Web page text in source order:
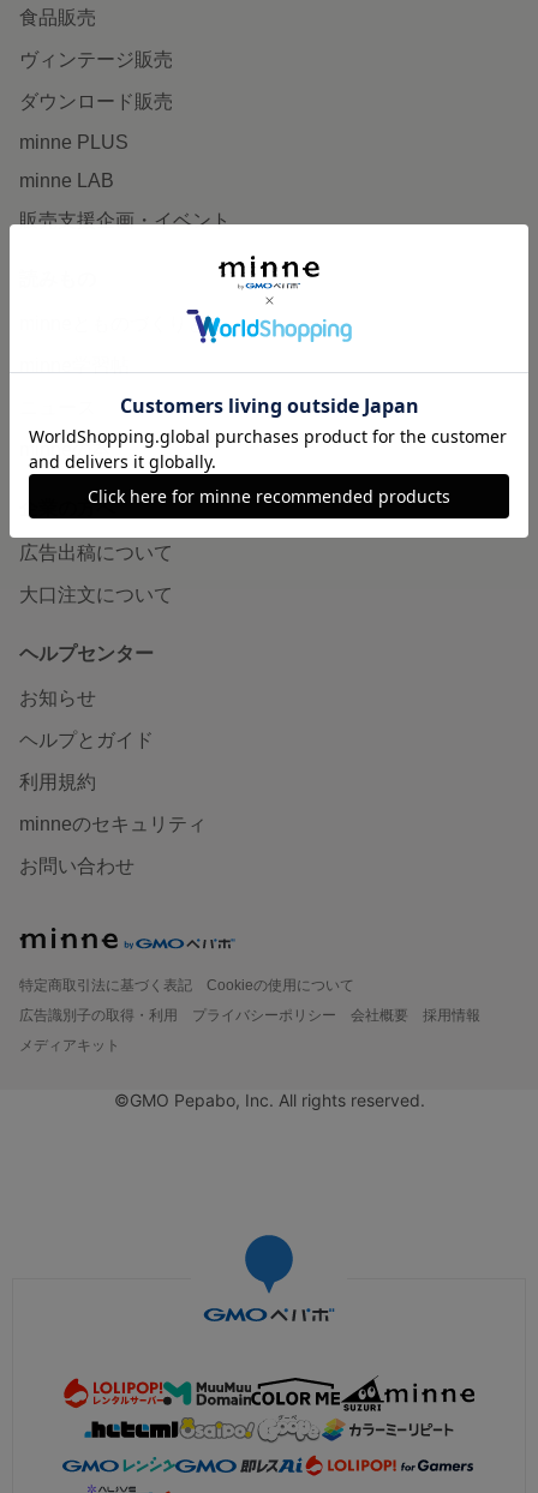
食品販売
ヴィンテージ販売
ダウンロード販売
minne PLUS
minne LAB
販売支援企画・イベント
minneとものづくりと
minneの本
企業の方へ
広告出稿について
大口注文について
ヘルプセンター
お知らせ
ヘルプとガイド
利用規約
minneのセキュリティ
お問い合わせ
特定商取引法に基づく表記
Cookieの使用について
広告識別子の取得・利用
プライバシーポリシー 会社概要
採用情報
メディアキット
©GMO Pepabo, Inc. All rights reserved.